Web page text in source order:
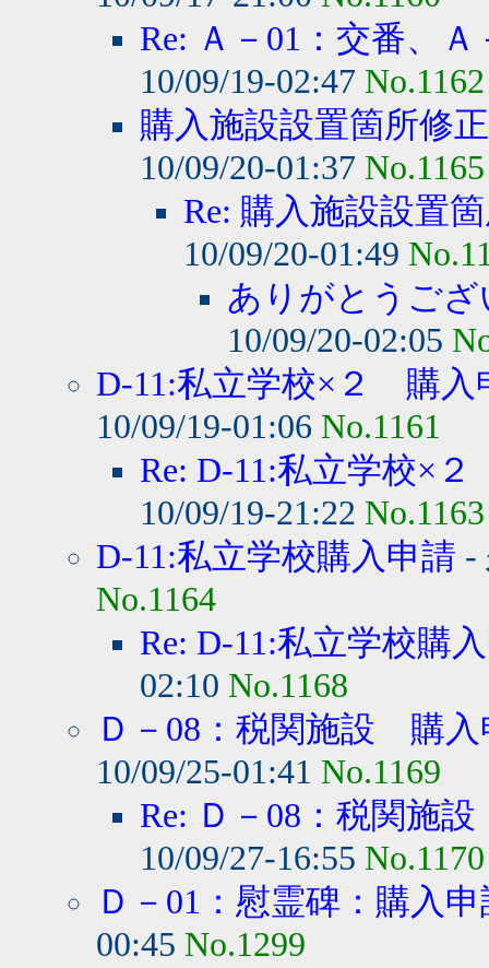
Re: Ａ－01：交番、Ａ
10/09/19-02:47 No.1162
購入施設設置箇所修
10/09/20-01:37 No.1165
Re: 購入施設設置
10/09/20-01:49
ありがとうご
10/09/20-02:05
D-11:私立学校×２ 購入
10/09/19-01:06 No.1161
Re: D-11:私立学校×
10/09/19-21:22 No.1163
D-11:私立学校購入申請 -
No.1164
Re: D-11:私立学校購
02:10 No.1168
Ｄ－08：税関施設 購入
10/09/25-01:41 No.1169
Re: Ｄ－08：税関施
10/09/27-16:55 No.1170
Ｄ－01：慰霊碑：購入申
00:45 No.1299